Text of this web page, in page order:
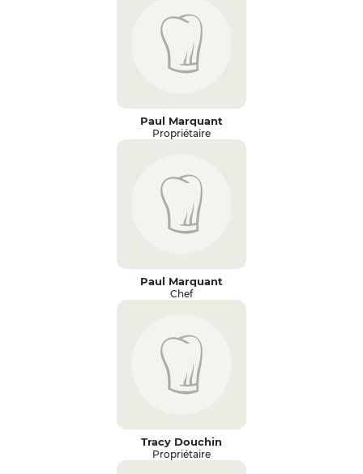
Paul Marquant
Propriétaire
Paul Marquant
Chef
Tracy Douchin
Propriétaire